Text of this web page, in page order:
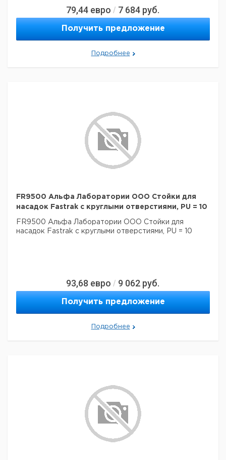
79,44 евро / 7 684 руб.
Получить предложение
Подробнее
FR9500 Альфа Лаборатории ООО Стойки для
насадок Fastrak с круглыми отверстиями, PU = 10
FR9500 Альфа Лаборатории ООО Стойки для
насадок Fastrak с круглыми отверстиями, PU = 10
93,68 евро / 9 062 руб.
Получить предложение
Подробнее